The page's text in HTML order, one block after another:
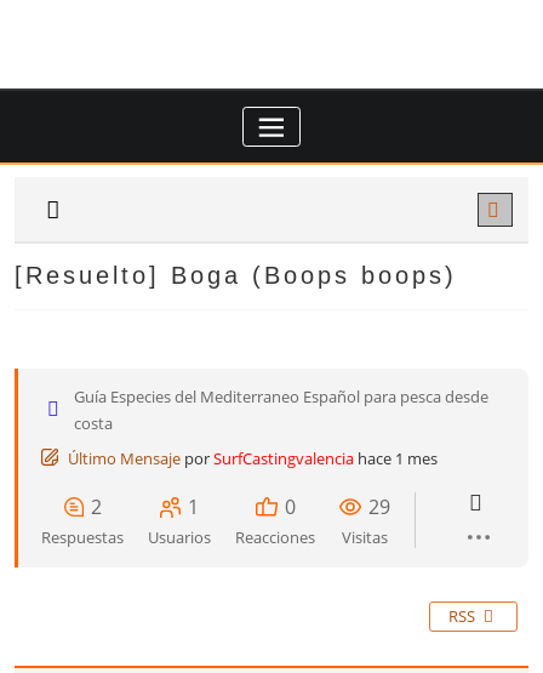
[Resuelto] Boga (Boops boops)
Guía Especies del Mediterraneo Español para pesca desde
costa
Último Mensaje porSurfCastingvalencia hace 1 mes
2
Respuestas
1
Usuarios
0
Reacciones
29
Visitas
RSS